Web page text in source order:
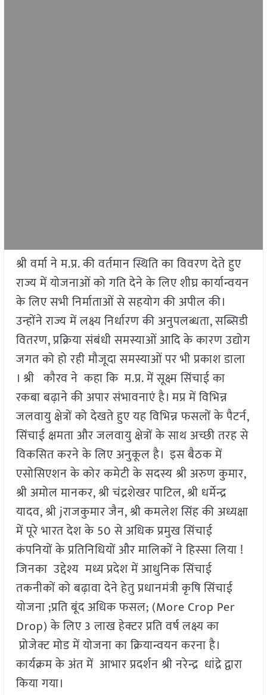
श्री वर्मा ने म.प्र. की वर्तमान स्थिति का विवरण देते हुए
राज्य में योजनाओं को गति देने के लिए शीघ्र कार्यान्वयन
के लिए सभी निर्माताओं से सहयोग की अपील की।
उन्होंने राज्य में लक्ष्य निर्धारण की अनुपलब्धता, सब्सिडी
वितरण, प्रक्रिया संबंधी समस्याओं आदि के कारण उद्योग
जगत को हो रही मौजूदा समस्याओं पर भी प्रकाश डाला
। श्री कौरव ने कहा कि म.प्र. में सूक्ष्म सिंचाई का
रकबा बढ़ाने की अपार संभावनाएं है। मप्र में विभिन्न
जलवायु क्षेत्रों को देखते हुए यह विभिन्न फसलों के पैटर्न,
सिंचाई क्षमता और जलवायु क्षेत्रों के साथ अच्छी तरह से
विकसित करने के लिए अनुकूल है। इस बैठक में
एसोसिएशन के कोर कमेटी के सदस्य श्री अरुण कुमार,
श्री अमोल मानकर, श्री चंद्रशेखर पाटिल, श्री धर्मेन्द्र
यादव, श्री jराजकुमार जैन, श्री कमलेश सिंह की अध्यक्षा
में पूरे भारत देश के 50 से अधिक प्रमुख सिंचाई
कंपनियों के प्रतिनिधियों और मालिकों ने हिस्सा लिया !
जिनका उद्देश्य मध्य प्रदेश में आधुनिक सिंचाई
तकनीकों को बढ़ावा देने हेतु प्रधानमंत्री कृषि सिंचाई
योजना ;प्रति बूंद अधिक फसल; (More Crop Per
Drop) के लिए 3 लाख हेक्टर प्रति वर्ष लक्ष्य का
प्रोजेक्ट मोड में योजना का क्रियान्वयन करना है।
कार्यक्रम के अंत में आभार प्रदर्शन श्री नरेन्द्र धांद्रे द्वारा
किया गया।